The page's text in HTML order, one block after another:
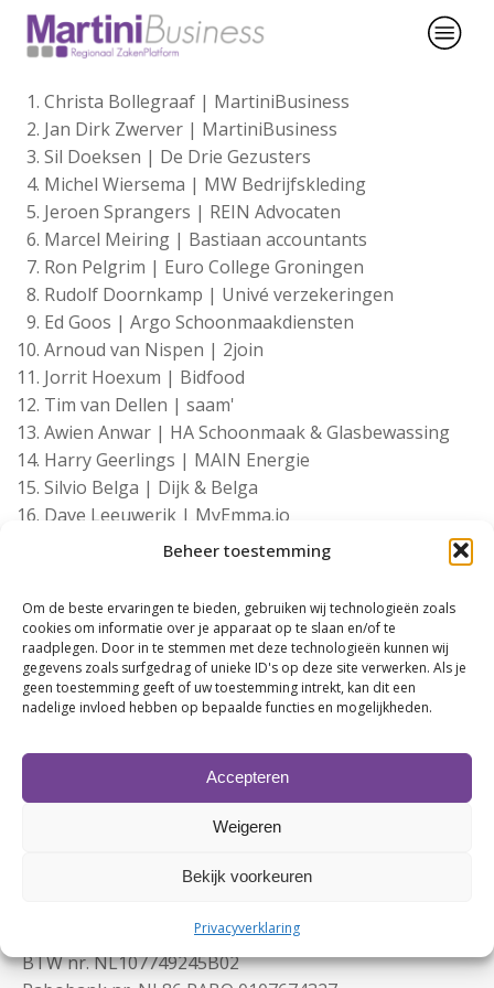
Beheer toestemming
Om de beste ervaringen te bieden, gebruiken wij technologieën zoals
cookies om informatie over je apparaat op te slaan en/of te
raadplegen. Door in te stemmen met deze technologieën kunnen wij
gegevens zoals surfgedrag of unieke ID's op deze site verwerken. Als je
geen toestemming geeft of uw toestemming intrekt, kan dit een
nadelige invloed hebben op bepaalde functies en mogelijkheden.
Accepteren
Weigeren
Bekijk voorkeuren
Privacyverklaring
Christa Bollegraaf | MartiniBusiness
Jan Dirk Zwerver | MartiniBusiness
Sil Doeksen | De Drie Gezusters
Michel Wiersema | MW Bedrijfskleding
Jeroen Sprangers | REIN Advocaten
Marcel Meiring | Bastiaan accountants
Ron Pelgrim | Euro College Groningen
Rudolf Doornkamp | Univé verzekeringen
Ed Goos | Argo Schoonmaakdiensten
Arnoud van Nispen | 2join
Jorrit Hoexum | Bidfood
Tim van Dellen | saam'
Awien Anwar | HA Schoonmaak & Glasbewassing
Harry Geerlings | MAIN Energie
Silvio Belga | Dijk & Belga
Dave Leeuwerik | MyEmma.io
Rob Jacobs | L'orèl Consultancy
Anita Krijthe | Pro Students & ATTENT
Uitzendbureau
Nicole van der Zwet | Arriva BV
John Meijer
BTW nr. NL107749245B02